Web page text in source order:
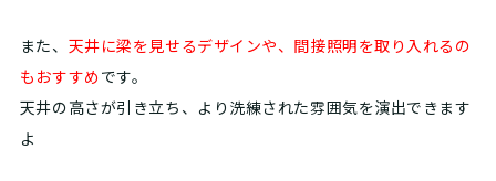
また、 天井に梁を見せるデザインや、間接照明を取り入れるの
もおすすめ です。
天井の高さが引き立ち、より洗練された雰囲気を演出できます
よ